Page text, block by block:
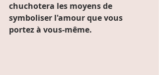
chuchotera les moyens de
symboliser l'amour que vous
portez à vous-même.